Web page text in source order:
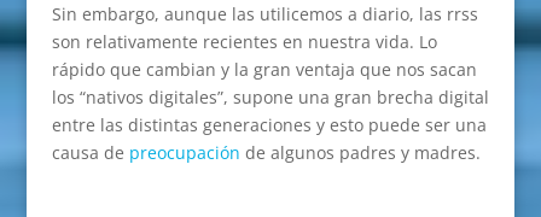
Sin embargo, aunque las utilicemos a diario, las rrss
son relativamente recientes en nuestra vida. Lo
rápido que cambian y la gran ventaja que nos sacan
los “nativos digitales”, supone una gran brecha digital
entre las distintas generaciones y esto puede ser una
causa de preocupación de algunos padres y madres.